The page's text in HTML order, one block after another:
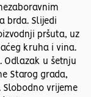
brda. Slijedi
pršuta, uz
kruha i vina.
Odlazak u šetnju
Starog grada,
Slobodno vrijeme